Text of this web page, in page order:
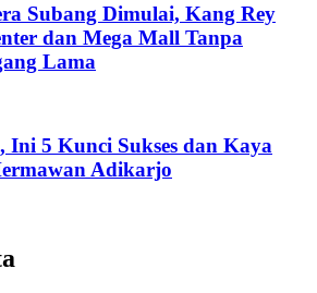
Subang Dimulai, Kang Rey
dan Mega Mall Tanpa
Lama
Ini 5 Kunci Sukses dan Kaya
Adikarjo